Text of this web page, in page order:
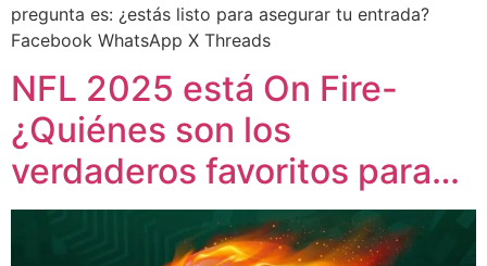
pregunta es: ¿estás listo para asegurar tu entrada?
Facebook WhatsApp X Threads
NFL 2025 está On Fire-
¿Quiénes son los
verdaderos favoritos para…